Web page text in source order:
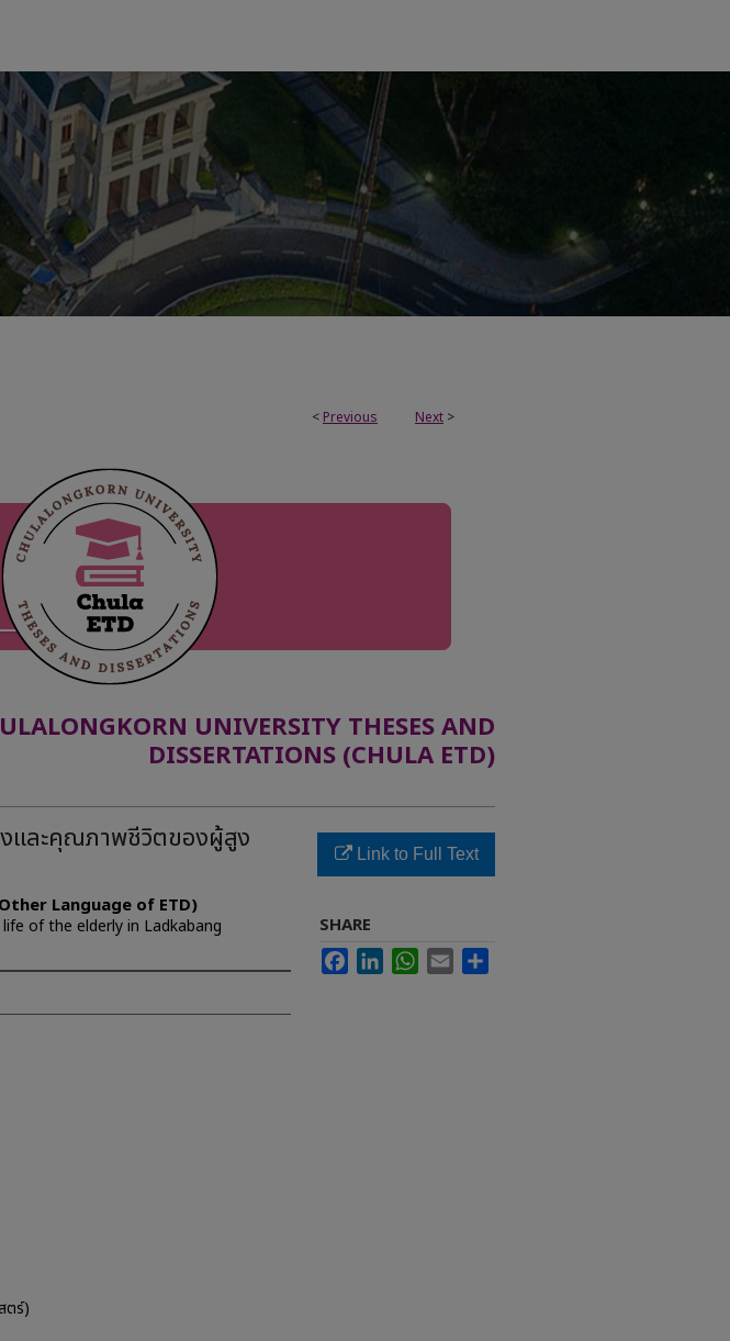
< Previous Next >
UNIVERSITY THESES AND
DISSERTATIONS (CHULA ETD)
และคุณภาพชีวิตของผู้สูง
Language of ETD)
of the elderly in Ladkabang
ตร์)
Link to Full Text
SHARE
FacebookLinkedInWhatsApp
Email